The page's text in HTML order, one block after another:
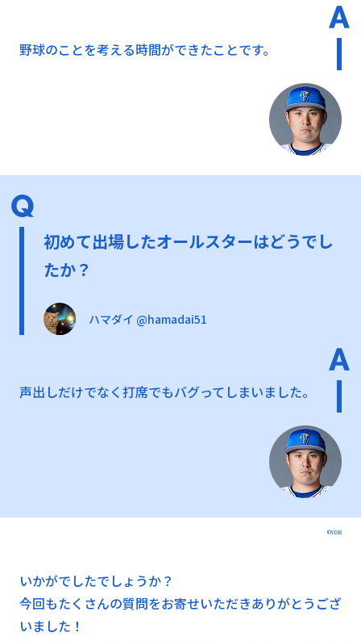
野球のことを考える時間ができたことです。
初めて出場したオールスターはどうでし
たか？
ハマダイ @hamadai51
声出しだけでなく打席でもバグってしまいました。
©YDB
いかがでしたでしょうか？
今回もたくさんの質問をお寄せいただきありがとうござ
いました！